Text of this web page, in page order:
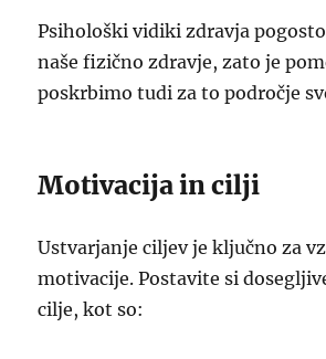
Psihološki vidiki zdravja
naše fizično zdravje, zato je
poskrbimo tudi za to področje
Motivacija in cilji
Ustvarjanje ciljev je ključno za
motivacije. Postavite si
cilje, kot so: